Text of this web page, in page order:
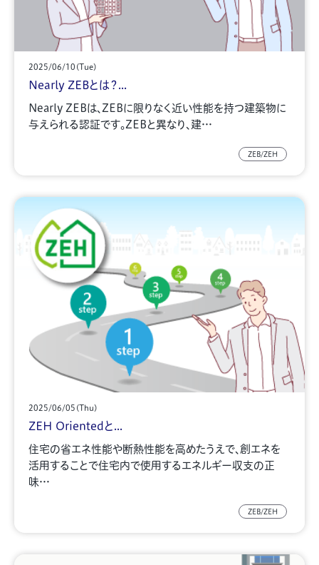
2025/06/10(Tue)
Nearly ZEBとは？...
Nearly ZEBは、ZEBに限りなく近い性能を持つ建築物に
与えられる認証です。ZEBと異なり、建…
ZEB/ZEH
2025/06/05(Thu)
ZEH Orientedと...
住宅の省エネ性能や断熱性能を高めたうえで、創エネを
活用することで住宅内で使用するエネルギー収支の正
味…
ZEB/ZEH